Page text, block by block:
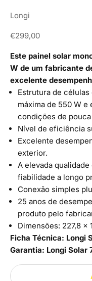
Longi
Angebot
€299,00
Este painel solar
W de um fabricante
excelente
Estrutura de
máxima de 550 W
condições de pouca
Nível de eficiência
Excelente
exterior.
A elevada
fiabilidade a longo
Conexão simples
25 anos de
produto pelo
Dimensões: 227,8 x
Ficha Técnica: Longi
Garantia: Longi Solar